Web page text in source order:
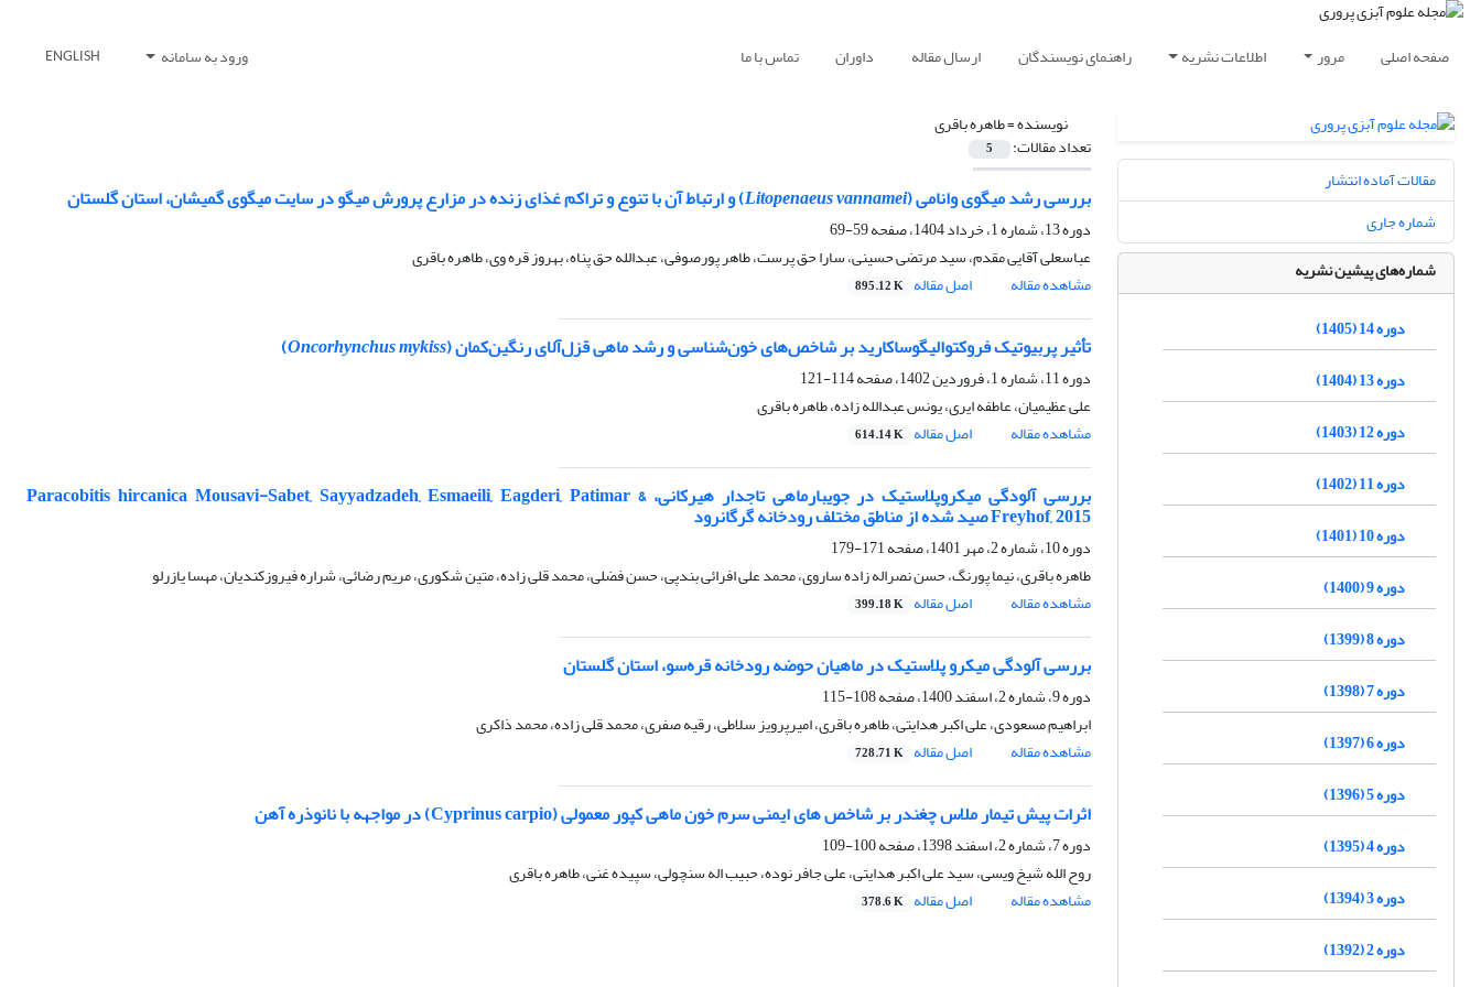
صفحه اصلی مرور اطلاعات نشریه راهنمای نویسندگان ارسال مقاله داوران تماس با ما ورود به سامانه ENGLISH
نویسنده =طاهره باقری
تعداد مقالات: 5
بررسی رشد میگوی وانامی (Litopenaeus vannamei) و ارتباط آن با تنوع و تراکم غذای زنده در مزارع پرورش میگو در سایت میگوی گمیشان، استان گلستان
دوره 13، شماره 1، خرداد 1404، صفحه
59-69
عباسعلی آقایی مقدم، سید مرتضی حسینی، سارا حق پرست، طاهر پورصوفی، عبدالله حق پناه، بهروز قره وی، طاهره باقری
مشاهده مقاله
اصل مقاله 895.12 K
تأثیر پربیوتیک فروکتوالیگوساکارید بر شاخص‌های خون‌شناسی و رشد ماهی قزل‌آلای رنگین‌کمان (Oncorhynchus mykiss
)
دوره 11، شماره 1، فروردین 1402، صفحه
114-121
علی عظیمیان، عاطفه ایری، یونس عبدالله زاده، طاهره باقری
مشاهده مقاله
اصل مقاله 614.14 K
بررسی آلودگی میکروپلاستیک در جویبارماهی تاجدار هیرکانی، Paracobitis hircanica Mousavi-Sabet, Sayyadzadeh, Esmaeili, Eagderi, Patimar &
Freyhof, 2015 صید شده از مناطق مختلف رودخانه گرگانرود
دوره 10، شماره 2، مهر 1401، صفحه
171-179
طاهره باقری، نیما پورنگ، حسن نصراله زاده ساروی، محمد علی افرائی بندپی، حسن فضلی، محمد قلی زاده، متین شکوری، مریم رضائی، شراره فیروزکندیان، مهسا یازرلو
مشاهده مقاله
اصل مقاله 399.18 K
بررسی آلودگی میکرو پلاستیک در ماهیان حوضه رودخانه قره‌سو، استان گلستان
دوره 9، شماره 2، اسفند 1400، صفحه
108-115
ابراهیم مسعودی، علی اکبر هدایتی، طاهره باقری، امیرپرویز سلاطی، رقیه صفری، محمد قلی زاده، محمد ذاکری
مشاهده مقاله
اصل مقاله 728.71 K
اثرات پیش تیمار ملاس چغندر بر شاخص های ایمنی سرم خون ماهی کپور معمولی (Cyprinus carpio) در مواجهه با نانوذره آهن
دوره 7، شماره 2، اسفند 1398، صفحه
100-109
روح الله شیخ ویسی، سید علی اکبر هدایتی، علی جافر نوده، حبیب اله سنچولی، سپیده غنی، طاهره باقری
مشاهده مقاله
اصل مقاله 378.6 K
مقالات آماده انتشار
شماره جاری
شماره‌های پیشین نشریه
دوره 14 (1405)
دوره 13 (1404)
دوره 12 (1403)
دوره 11 (1402)
دوره 10 (1401)
دوره 9 (1400)
دوره 8 (1399)
دوره 7 (1398)
دوره 6 (1397)
دوره 5 (1396)
دوره 4 (1395)
دوره 3 (1394)
دوره 2 (1392)